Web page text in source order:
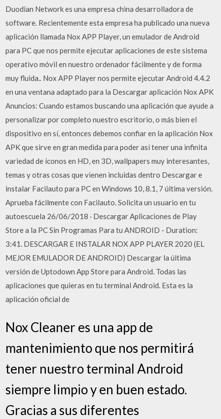
Duodian Network es una empresa china desarrolladora de
software. Recientemente esta empresa ha publicado una nueva
aplicación llamada Nox APP Player, un emulador de Android
para PC que nos permite ejecutar aplicaciones de este sistema
operativo móvil en nuestro ordenador fácilmente y de forma
muy fluida.. Nox APP Player nos permite ejecutar Android 4.4.2
en una ventana adaptado para la Descargar aplicación Nox APK
Anuncios: Cuando estamos buscando una aplicación que ayude a
personalizar por completo nuestro escritorio, o más bien el
dispositivo en sí, entonces debemos confiar en la aplicación Nox
APK que sirve en gran medida para poder así tener una infinita
variedad de íconos en HD, en 3D, wallpapers muy interesantes,
temas y otras cosas que vienen incluidas dentro Descargar e
instalar Facilauto para PC en Windows 10, 8.1, 7 última versión.
Aprueba fácilmente con Facilauto. Solicita un usuario en tu
autoescuela 26/06/2018 · Descargar Aplicaciones de Play
Store a la PC Sin Programas Para tu ANDROID - Duration:
3:41. DESCARGAR E INSTALAR NOX APP PLAYER 2020 (EL
MEJOR EMULADOR DE ANDROID) Descargar la última
versión de Uptodown App Store para Android. Todas las
aplicaciones que quieras en tu terminal Android. Esta es la
aplicación oficial de
Nox Cleaner es una app de
mantenimiento que nos permitirá
tener nuestro terminal Android
siempre limpio y en buen estado.
Gracias a sus diferentes